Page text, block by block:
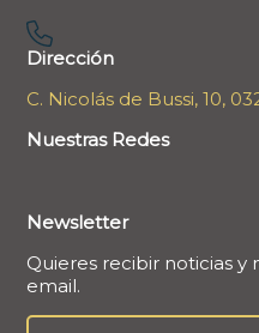
Dirección
C. Nicolás de Bussi, 10,
Nuestras Redes
Newsletter
Quieres recibir noticias y
email.